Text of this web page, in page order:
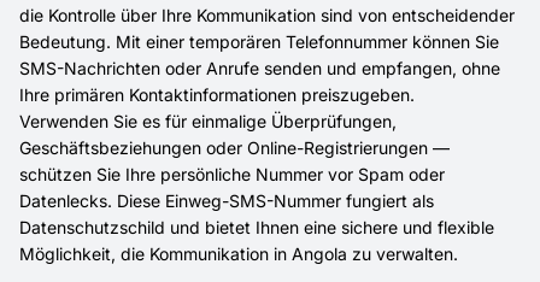
die Kontrolle über Ihre Kommunikation sind von entscheidender
Bedeutung. Mit einer temporären Telefonnummer können Sie
SMS-Nachrichten oder Anrufe senden und empfangen, ohne
Ihre primären Kontaktinformationen preiszugeben.
Verwenden Sie es für einmalige Überprüfungen,
Geschäftsbeziehungen oder Online-Registrierungen —
schützen Sie Ihre persönliche Nummer vor Spam oder
Datenlecks. Diese Einweg-SMS-Nummer fungiert als
Datenschutzschild und bietet Ihnen eine sichere und flexible
Möglichkeit, die Kommunikation in Angola zu verwalten.